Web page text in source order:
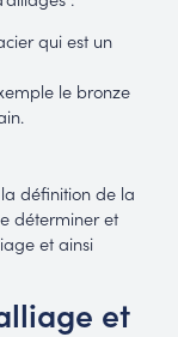
qui est un
le bronze
définition de la
déterminer et
et ainsi
et